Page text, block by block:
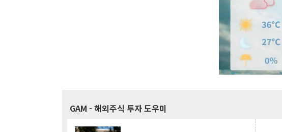
GAM - 해외주식 투자 도우미